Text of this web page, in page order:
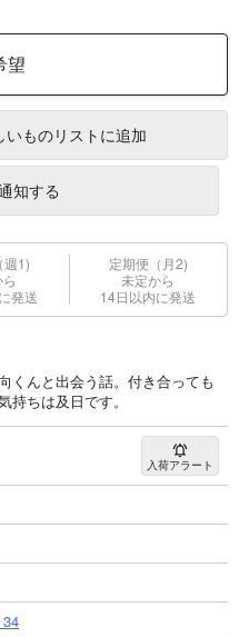
望
いものリストに追加
知する
週1)
発送
定期便（月2)
未定から
14日以内に発送
くんと出会う話。付き合っても
ちは及日です。
入荷アラート